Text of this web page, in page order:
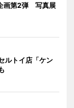
画第2弾 写真展
ルトイ店「ケン